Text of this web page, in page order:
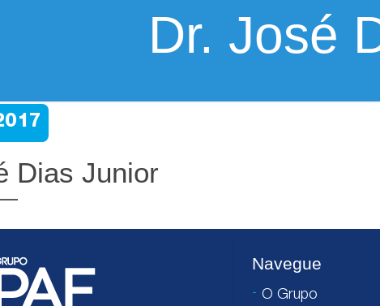
Dr. José
Dias Junior
Navegue
O Grupo